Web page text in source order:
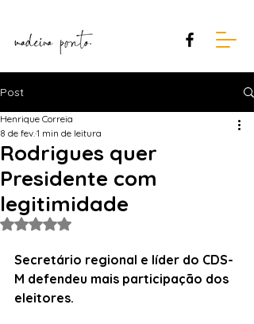
Post
Rodrigues quer
Presidente com
legitimidade
Henrique Correia
8 de fev.1 min de leitura
Avaliado com NaN de 5 estrelas.
Secretário regional e líder do CDS-
M defendeu mais participação dos
eleitores.